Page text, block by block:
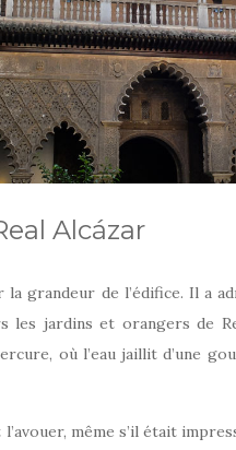
Alcázar
grandeur de l’édifice. Il a
les jardins et orangers de
où l’eau jaillit d’une
même s’il était